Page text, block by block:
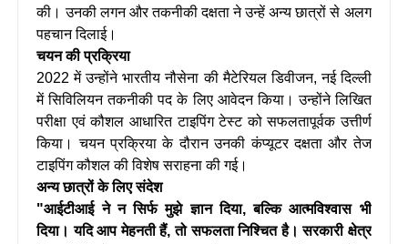
की। उनकी लगन और तकनीकी दक्षता ने उन्हें अन्य छात्रों से अलग
पहचान दिलाई।
चयन की प्रक्रिया
2022 में उन्होंने भारतीय नौसेना की मैटेरियल डिवीजन, नई दिल्ली
में सिविलियन तकनीकी पद के लिए आवेदन किया। उन्होंने लिखित
परीक्षा एवं कौशल आधारित टाइपिंग टेस्ट को सफलतापूर्वक उत्तीर्ण
किया। चयन प्रक्रिया के दौरान उनकी कंप्यूटर दक्षता और तेज
टाइपिंग कौशल की विशेष सराहना की गई।
अन्य छात्रों के लिए संदेश
"आईटीआई ने न सिर्फ मुझे ज्ञान दिया, बल्कि आत्मविश्वास भी
दिया। यदि आप मेहनती हैं, तो सफलता निश्चित है। सरकारी क्षेत्र